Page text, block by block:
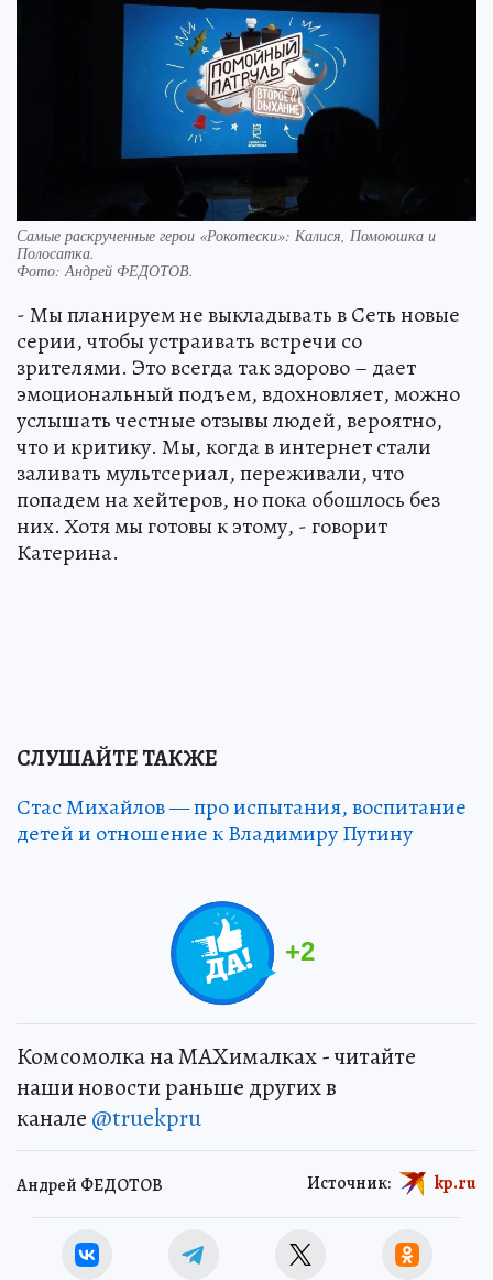
Самые раскрученные герои «Рокотески»: Калися, Помоюшка и
Полосатка.
Фото:Андрей ФЕДОТОВ.
- Мы планируем не выкладывать в Сеть новые
серии, чтобы устраивать встречи со
зрителями. Это всегда так здорово – дает
эмоциональный подъем, вдохновляет, можно
услышать честные отзывы людей, вероятно,
что и критику. Мы, когда в интернет стали
заливать мультсериал, переживали, что
попадем на хейтеров, но пока обошлось без
них. Хотя мы готовы к этому, - говорит
Катерина.
СЛУШАЙТЕ ТАКЖЕ
Стас Михайлов — про испытания, воспитание
детей и отношение к Владимиру Путину
+2
Комсомолка на MAXималках - читайте
наши новости раньше других в
канале @truekpru
Андрей ФЕДОТОВ Источник: kp.ru